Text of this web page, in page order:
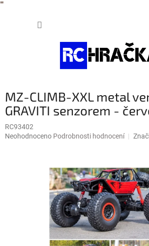
""
MZ-CLIMB-XXL metal
GRAVITI senzorem -
RC93402
Průměrné
Neohodnoceno Podrobnosti hodnocení